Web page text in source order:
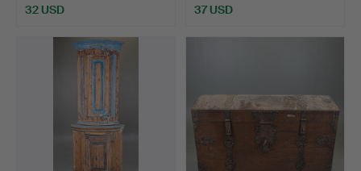
32 USD 37 USD